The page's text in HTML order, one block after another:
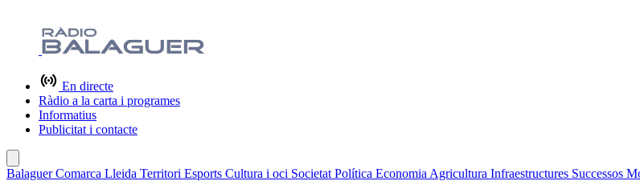
En directe
Ràdio a la carta i programes
Informatius
Publicitat i contacte
BalaguerComarca Lleida Territori Esports Cultura i oci Societat Política Economia Agricultura Infraestructures Successos